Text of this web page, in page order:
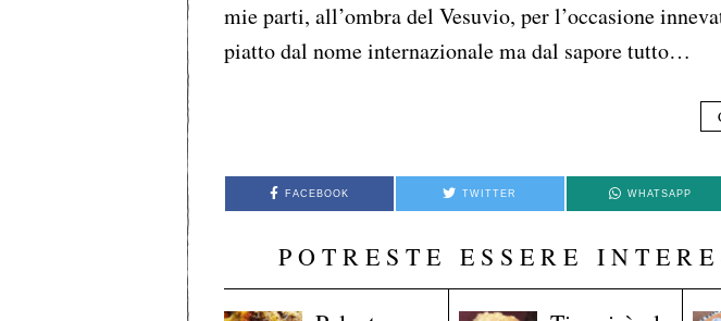
mie parti, all’ombra del Vesuvio, per l’occasione
piatto dal nome internazionale ma dal sapore tutto…
FACEBOOK TWITTER WHATSAPP
POTRESTE ESSERE